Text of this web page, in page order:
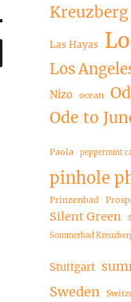
SUCHEN
Kreuzberg
Las Hayas
Los
Nizo ocean
Ode to
Paola peppermint
pinhole
Prinzenbad
Silent Green
Sommerbad
Stuttgart
Sweden